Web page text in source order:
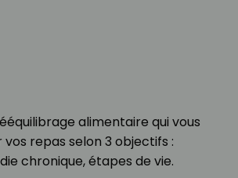
alimentaire qui vous
repas selon 3 objectifs :
chronique, étapes de vie.